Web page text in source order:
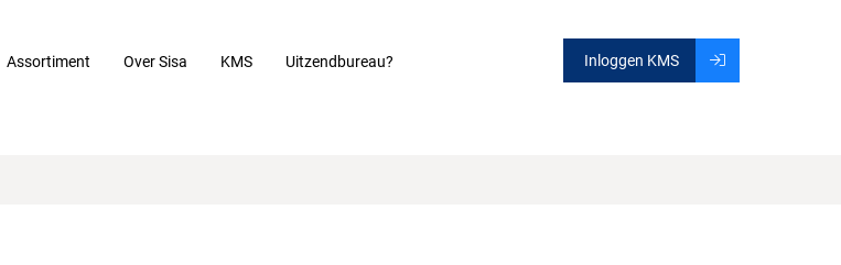
Assortiment Over Sisa KMS Uitzendbureau? Inloggen KMS